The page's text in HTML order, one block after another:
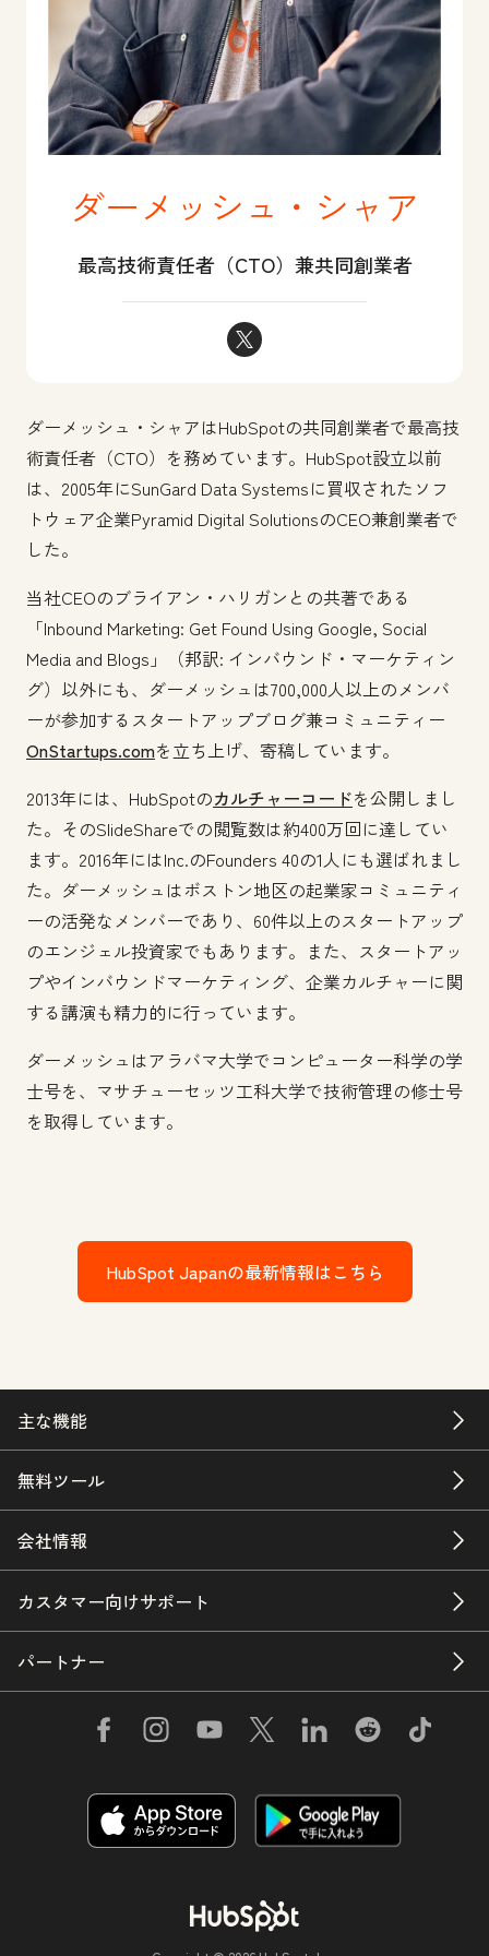
ダーメッシュ・シャア
最高技術責任者（CTO）兼共同創業者
ダーメッシュ・シャア Twitter
ダーメッシュ・シャアはHubSpotの共同創業者で最高技
術責任者（CTO）を務めています。HubSpot設立以前
は、2005年にSunGard Data Systemsに買収されたソフ
トウェア企業Pyramid Digital SolutionsのCEO兼創業者で
した。
当社CEOのブライアン・ハリガンとの共著である
「Inbound Marketing: Get Found Using Google, Social
Media and Blogs」（邦訳: インバウンド・マーケティン
グ）以外にも、ダーメッシュは700,000人以上のメンバ
ーが参加するスタートアップブログ兼コミュニティー
OnStartups.comを立ち上げ、寄稿しています。
2013年には、HubSpotのカルチャーコードを公開しまし
た。そのSlideShareでの閲覧数は約400万回に達してい
ます。2016年にはInc.のFounders 40の1人にも選ばれまし
た。ダーメッシュはボストン地区の起業家コミュニティ
ーの活発なメンバーであり、60件以上のスタートアップ
のエンジェル投資家でもあります。また、スタートアッ
プやインバウンドマーケティング、企業カルチャーに関
する講演も精力的に行っています。
ダーメッシュはアラバマ大学でコンピューター科学の学
士号を、マサチューセッツ工科大学で技術管理の修士号
を取得しています。
HubSpot Japanの最新情報はこちら
主な機能
無料ツール
会社情報
カスタマー向けサポート
パートナー